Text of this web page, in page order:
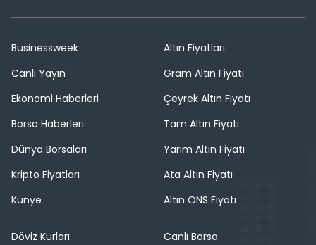
Businessweek
Canlı Yayın
Ekonomi Haberleri
Borsa Haberleri
Dünya Borsaları
Kripto Fiyatları
Künye
Altın Fiyatları
Gram Altın Fiyatı
Çeyrek Altın Fiyatı
Tam Altın Fiyatı
Yarım Altın Fiyatı
Ata Altın Fiyatı
Altın ONS Fiyatı
Döviz Kurları
Canlı Borsa